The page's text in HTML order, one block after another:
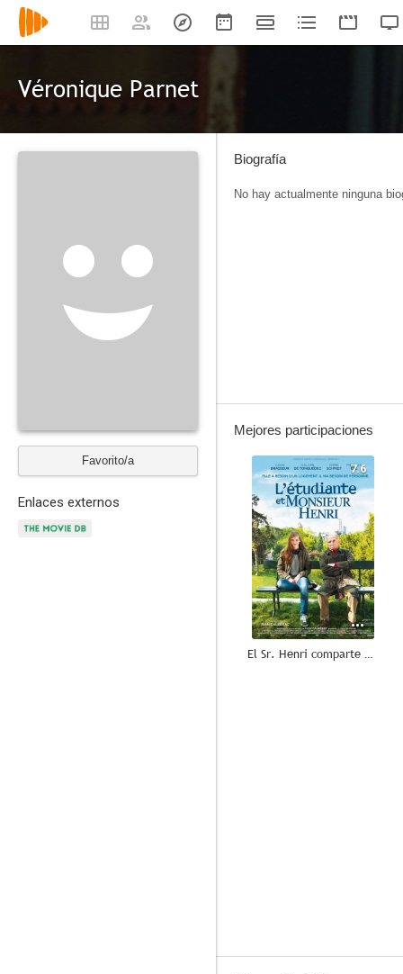
Véronique Parnet
Favorito/a
Enlaces externos
Biografía
No hay actualmente ninguna
Mejores participaciones
7.6
El Sr. Henri comparte piso